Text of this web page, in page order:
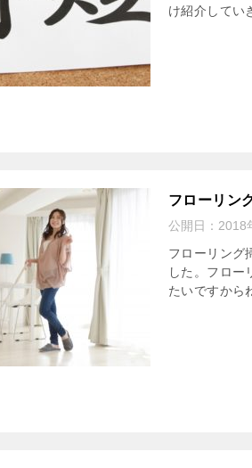
け紹介してい
フローリン
公開日： 2018
フローリング
した。フロー
たいですから